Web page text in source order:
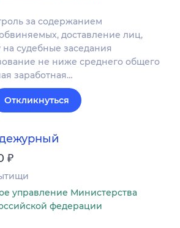
за содержанием
доставление лиц,
на судебные заседания
не ниже среднего общего
заработная…
Откликнуться
₽
управление Министерства
федерации